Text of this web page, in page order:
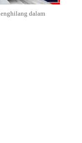
dalam